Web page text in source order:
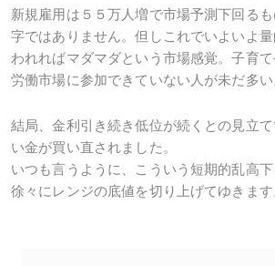
新規雇用は５５万人増で市場予測下回る
字ではありません。但しこれでいよいよ
われればマダマダという市場感覚。子育
労働市場に参加できていない人が未だ多い
結局、金利引き続き低位が続くとの見立
い金が買い直されました。
いつも言うように、こういう短期的乱高
徐々にレンジの底値を切り上げてゆきます